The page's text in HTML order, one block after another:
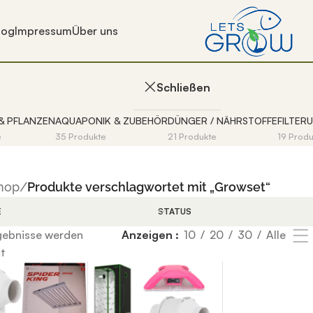
ImpressumÜber uns
Growset
Schließen
PFLANZENAQUAPONIK & ZUBEHÖR
35 Produkte
DÜNGER / NÄHRSTOFFE
21 Produkte 19
Ergebnisse der automatischen Vervollständigung
verfügbar sind, benutze die Pfeile nach oben
/Produkte verschlagwortet mit „Growset“
STATUS
werden
Anzeigen 10 20 30 Alle